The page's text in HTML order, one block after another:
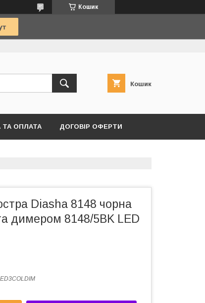
Кошик
Кошик
ТА ОПЛАТА ДОГОВІР ОФЕРТИ
Diasha 8148 чорна
димером 8148/5BK LED